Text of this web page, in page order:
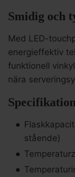
Smidig och
Med LED-
energieffektiv
funktionell
nära
stående)